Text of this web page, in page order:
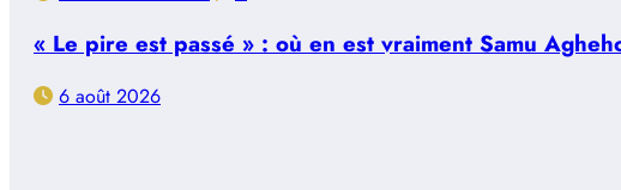
« Le pire est passé » : où en est vraiment Samu
6 août 2026